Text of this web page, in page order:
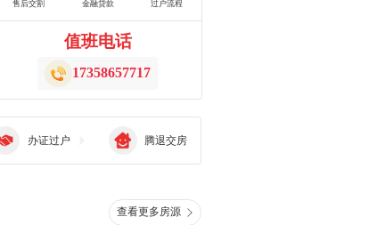
售后交割 金融贷款 过户流程
值班电话
17358657717
办证过户 腾退交房
查看更多房源